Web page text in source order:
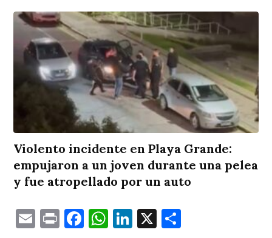
Violento incidente en Playa Grande:
empujaron a un joven durante una pelea
y fue atropellado por un auto
EmailPrintFacebook
WhatsApp
LinkedIn
X